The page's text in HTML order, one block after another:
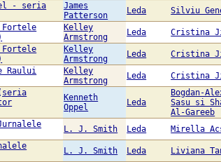
- seria
James
Patterson
Leda Silviu
Kelley
Armstrong
Leda Cristina
Kelley
Armstrong
Leda Cristina
Raului
Kelley
Armstrong
Leda Cristina
Kenneth
Oppel
Leda
Bogdan-
Sasu si
Al-Gareeb
L. J. Smith Leda Mirella
L. J. Smith Leda Liviana